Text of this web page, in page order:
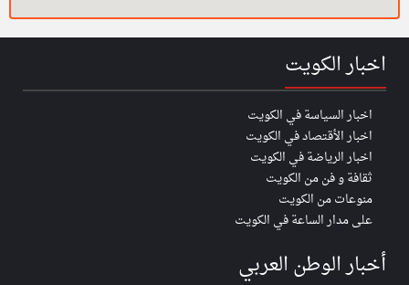
اخبار الكويت
اخبار السياسة في الكويت
اخبار الأقتصاد في الكويت
اخبار الرياضة في الكويت
ثقافة و فن من الكويت
منوعات من الكويت
على مدار الساعة في الكويت
أخبار الوطن العربي